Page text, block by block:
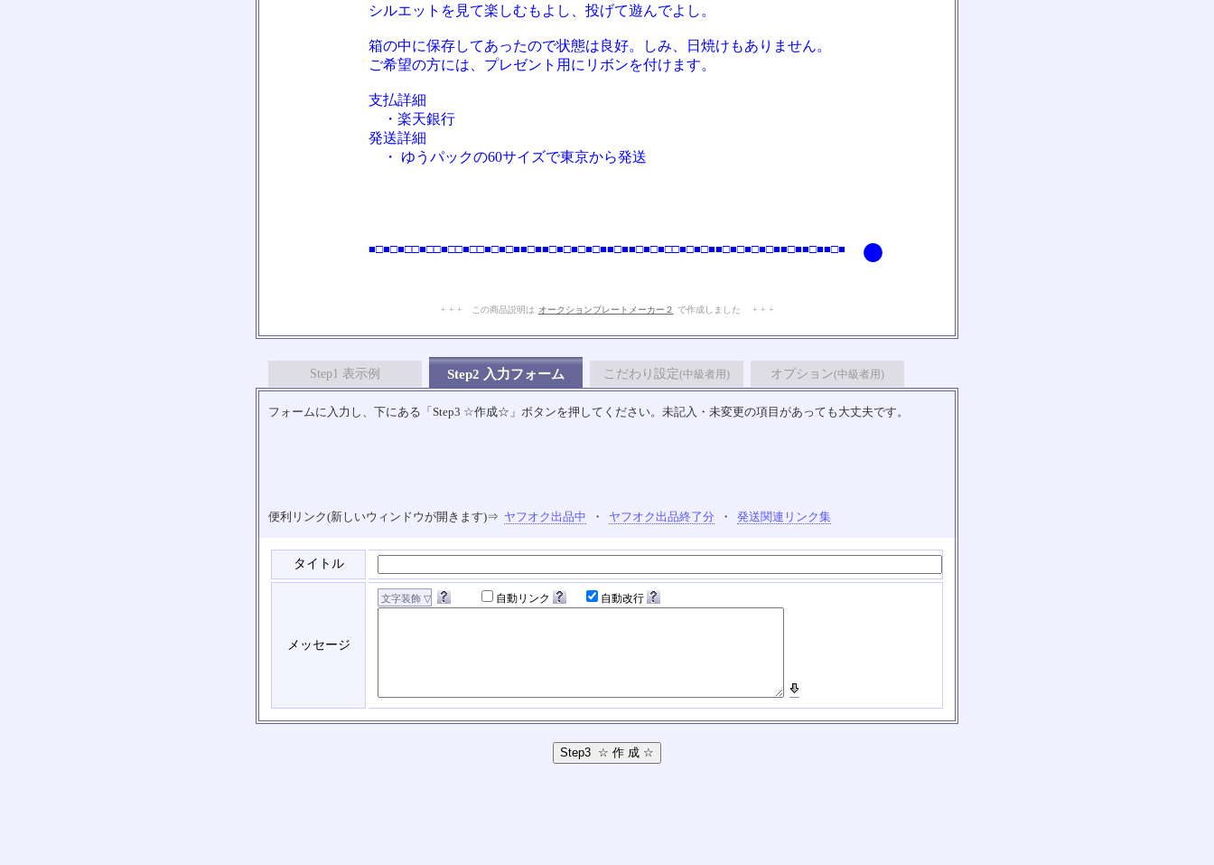
シルエットを見て楽しむもよし、投げて遊んでよし。
箱の中に保存してあったので状態は良好。しみ、日焼けもありません。
ご希望の方には、プレゼント用にリボンを付けます。
支払詳細
・楽天銀行
発送詳細
・ ゆうパックの60サイズで東京から発送
■□■□■□□■□□■□□■□□■□■□■■□■■□■□■□■□■■□■■□■□■□□■□■□■■□■□■□■□■■□■■□■■□■ ●
+ + + この商品説明は オークションプレートメーカー２ で作成しました + + +
Step1 表示例 Step2 入力フォーム こだわり設定(中級者用) オプション(中級者用)
フォームに入力し、下にある「Step3 ☆作成☆」ボタンを押してください。未記入・未変更の項目があっても大丈夫です。
便利リンク(新しいウィンドウが開きます)⇒ ヤフオク出品中 ・ ヤフオク出品終了分 ・ 発送関連リンク集
タイトル
メッセージ
自動リンク 自動改行